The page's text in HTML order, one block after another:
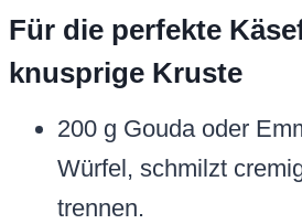
Für die perfekte
knusprige Kruste
200 g Gouda oder
Würfel, schmilzt
trennen.